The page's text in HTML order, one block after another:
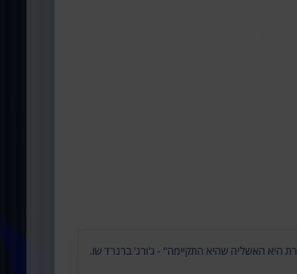
היא האשליה שהיא התקיימה" - ג'ורג' ברנרד שו.